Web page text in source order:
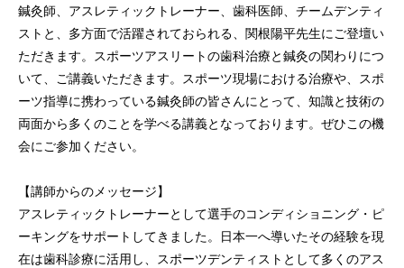
鍼灸師、アスレティックトレーナー、歯科医師、チームデンティ
ストと、多方面で活躍されておられる、関根陽平先生にご登壇い
ただきます。スポーツアスリートの歯科治療と鍼灸の関わりにつ
いて、ご講義いただきます。スポーツ現場における治療や、スポ
ーツ指導に携わっている鍼灸師の皆さんにとって、知識と技術の
両面から多くのことを学べる講義となっております。ぜひこの機
会にご参加ください。
【講師からのメッセージ】
アスレティックトレーナーとして選手のコンディショニング・ピ
ーキングをサポートしてきました。日本一へ導いたその経験を現
在は歯科診療に活用し、スポーツデンティストとして多くのアス